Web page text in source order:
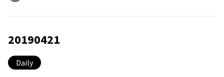
20190421
Daily